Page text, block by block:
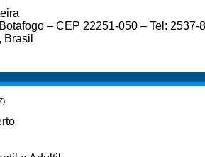
– CEP 22251-050 – Tel: 2537-
Brasil